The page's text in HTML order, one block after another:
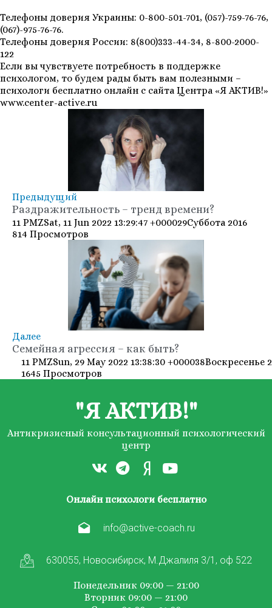
Телефоны доверия Украины: 0-800-501-701, (057)-759-76-76,
(067)-975-76-76.
Телефоны доверия России: 8(800)333-44-34, 8-800-2000-
122
Если вы чувствуете потребность в поддержке
психологом, то будем рады быть вам полезными –
психологи бесплатно онлайн с сайта Центра «Я АКТИВ!»
www.center-active.ru
Предыдущий
Раздражительность – тренд времени?
11 PMZSat, 11 Jun 2022 13:29:47 +000029Суббота 2016
814 Просмотров
Далее
Семейная агрессия – как быть?
11 PMZSun, 29 May 2022 13:38:30 +000038Воскресенье
1645 Просмотров
"Я АКТИВ!"
Антикризисный консультационный психологический
центр
Онлайн психологи бесплатно
info@active-coach.ru
630055, Новосибирск, М.Джалиля 3/1, оф 522
Понедельник 09:00 — 21:00
Вторник 09:00 — 21:00